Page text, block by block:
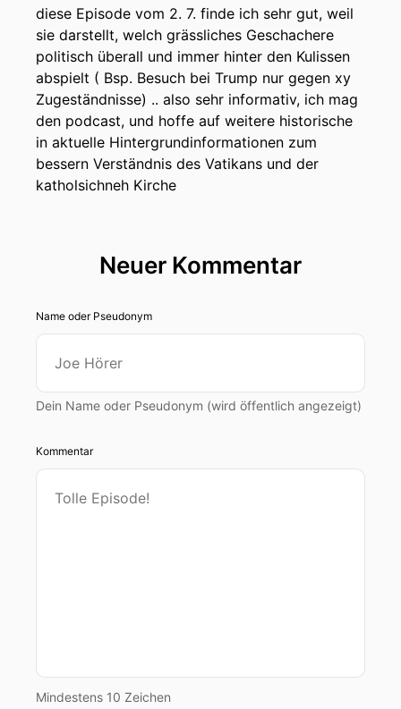
diese Episode vom 2. 7. finde ich sehr gut, weil
sie darstellt, welch grässliches Geschachere
politisch überall und immer hinter den Kulissen
abspielt ( Bsp. Besuch bei Trump nur gegen xy
Zugeständnisse) .. also sehr informativ, ich mag
den podcast, und hoffe auf weitere historische
in aktuelle Hintergrundinformationen zum
bessern Verständnis des Vatikans und der
katholsichneh Kirche
Neuer Kommentar
Name oder Pseudonym
Dein Name oder Pseudonym (wird öffentlich angezeigt)
Kommentar
Mindestens 10 Zeichen